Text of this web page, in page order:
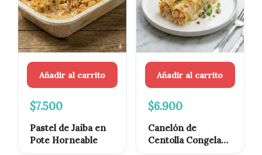
Añadir al carrito
$7.500
Pastel de Jaiba en
Pote Horneable
Añadir al carrito
$6.900
Canelón de
Centolla Congelado